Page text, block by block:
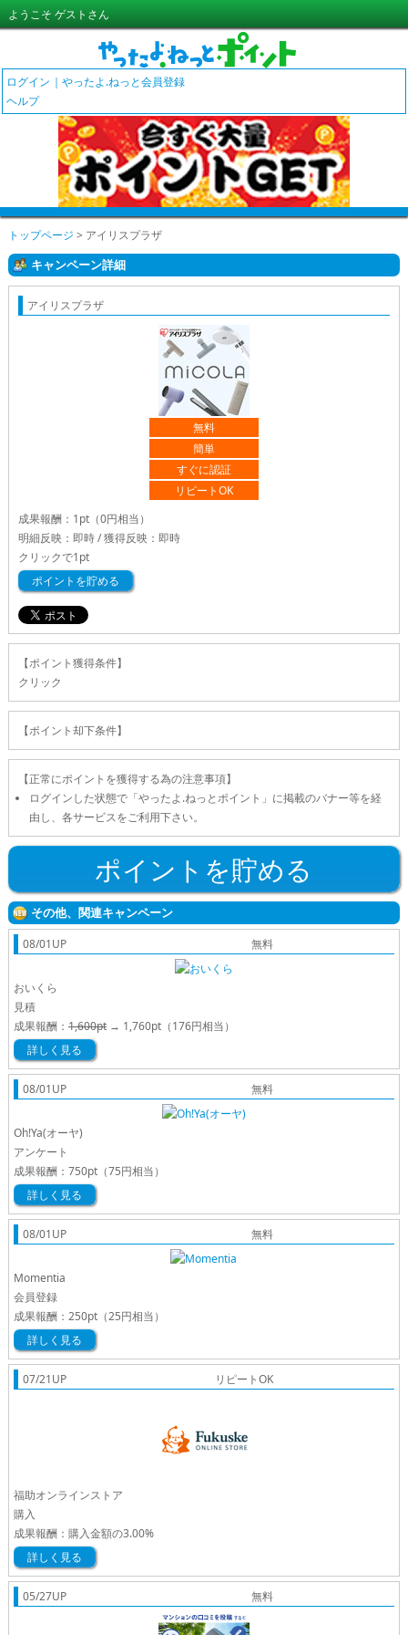
ようこそ ゲストさん
ログイン
やったよ.ねっと会員登録
ヘルプ
トップページ > アイリスプラザ
キャンペーン詳細
アイリスプラザ
無料
簡単
すぐに認証
リピートOK
成果報酬： 1pt（0円相当）
明細反映：即時 / 獲得反映：即時
クリックで1pt
ポイントを貯める
【ポイント獲得条件】
クリック
【ポイント却下条件】
【正常にポイントを獲得する為の注意事項】
ログインした状態で「やったよ.ねっとポイント」に掲載のバナー等を経
由し、各サービスをご利用下さい。
ポイントを貯める
その他、関連キャンペーン
08/01UP 無料
おいくら
見積
成果報酬： 1,600pt→ 1,760pt（176円相当）
詳しく見る
08/01UP 無料
Oh!Ya(オーヤ)
アンケート
成果報酬： 750pt（75円相当）
詳しく見る
08/01UP 無料
Momentia
会員登録
成果報酬： 250pt（25円相当）
詳しく見る
07/21UP リピートOK
福助オンラインストア
購入
成果報酬： 購入金額の3.00%
詳しく見る
05/27UP 無料